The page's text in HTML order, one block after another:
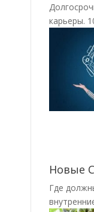
карьеры.
Новые
Где